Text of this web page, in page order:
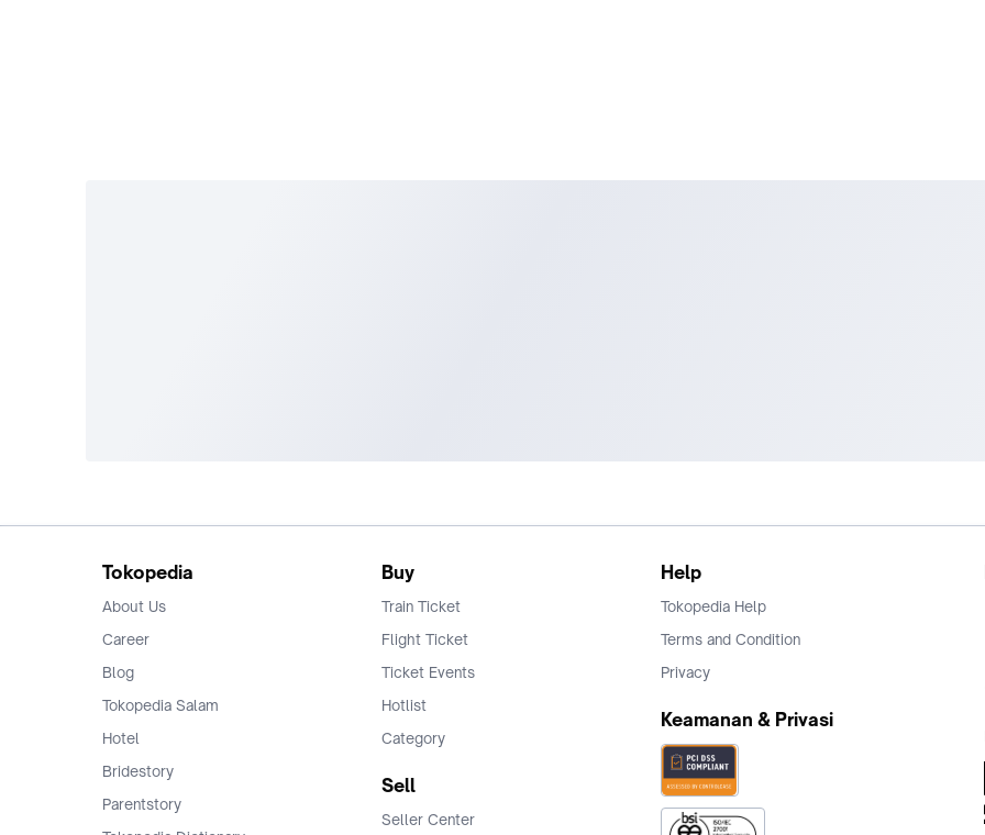
Tokopedia
About Us
Career
Blog
Tokopedia Salam
Hotel
Bridestory
Parentstory
Buy
Train Ticket
Flight Ticket
Ticket Events
Hotlist
Category
Sell
Seller Center
Help
Tokopedia Help
Terms and Condition
Privacy
Keamanan & Privasi